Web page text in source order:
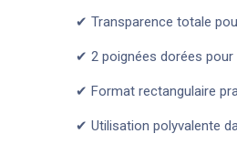
✔ Transparence totale
✔ 2 poignées dorées pour
✔ Format rectangulaire
✔ Utilisation polyvalente